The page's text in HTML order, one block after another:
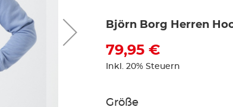
Björn Borg Herren
79,95 €
Inkl. 20% Steuern
Größe